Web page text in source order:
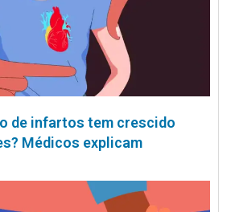
de infartos tem crescido
Médicos explicam